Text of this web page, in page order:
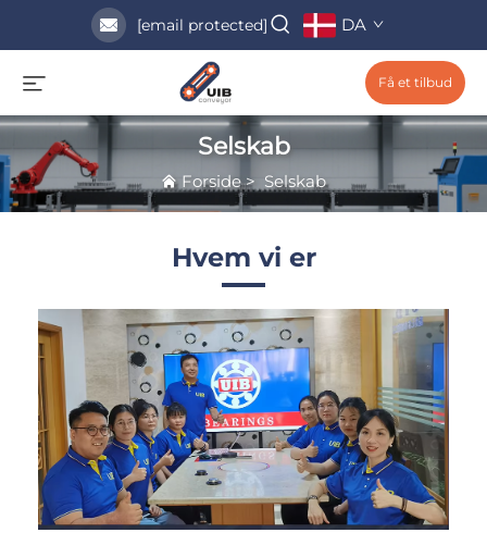
[email protected] DA
Få et tilbud
Selskab
Forside> Selskab
Hvem vi er